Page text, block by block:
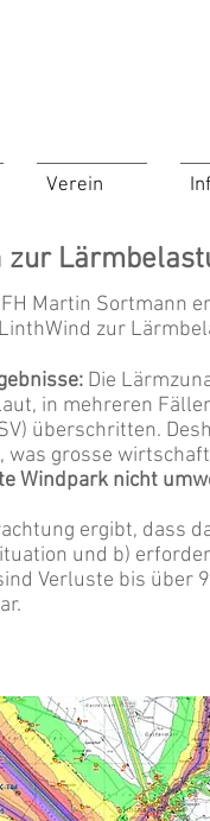
Verein
zur
Martin Sortmann
zur
Die
in mehreren
überschritten.
grosse
Windpark nicht
ergibt, dass
und b)
Verluste bis über